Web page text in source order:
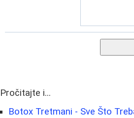
Pročitajte i...
Botox Tretmani - Sve Što